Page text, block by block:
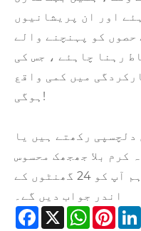
اور ان پریشانیوں
حصوں کو پہنچنے والے
رہنا چاہئے ، جس کی
میں کمی واقع
ہوگی!
رکھتے ہیں یا
کرم بلا جھجھک محسوس
اور ہم آپ کو 24 گھنٹوں کے
اندر جواب دیں گے۔
Facebook
X